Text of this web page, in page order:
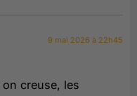
9 mai 2026 à 22h45
on creuse, les